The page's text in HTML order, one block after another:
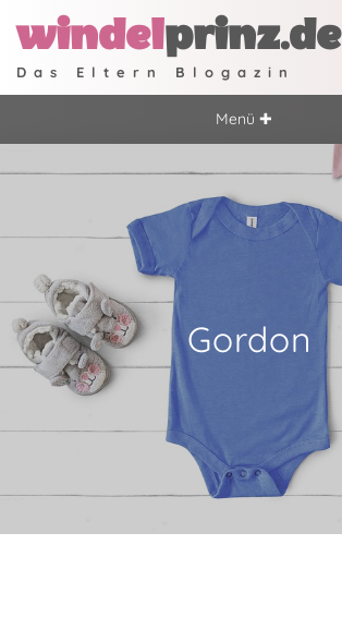
windelprinz.de
Das Eltern Blogazin
Menü ✚
Gordon